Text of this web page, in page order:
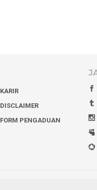
KARIR
DISCLAIMER
FORM PENGADUAN